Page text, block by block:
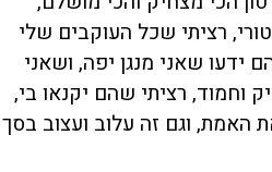
רציתי שכל העוקבים שלי
ידעו שאני מנגן יפה, ושאני
וחמוד, רציתי שהם יקנאו בי,
האמת, וגם זה עלוב ועצוב בסך